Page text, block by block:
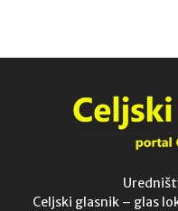
Celjski glasnik – glas